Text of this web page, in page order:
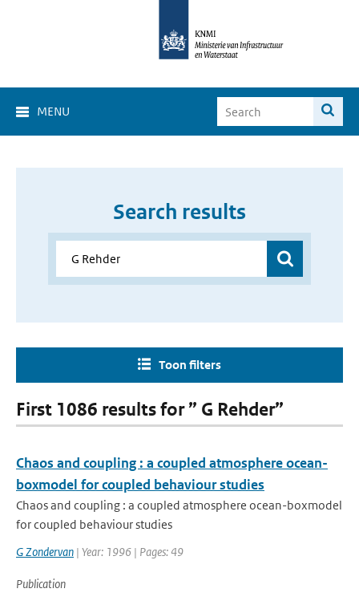
MENU
Search results
Toon filters
First 1086 results for ” G Rehder”
Chaos and coupling : a coupled atmosphere ocean-
boxmodel for coupled behaviour studies
Chaos and coupling : a coupled atmosphere ocean-boxmodel
for coupled behaviour studies
G Zondervan | Year: 1996 | Pages: 49
Publication